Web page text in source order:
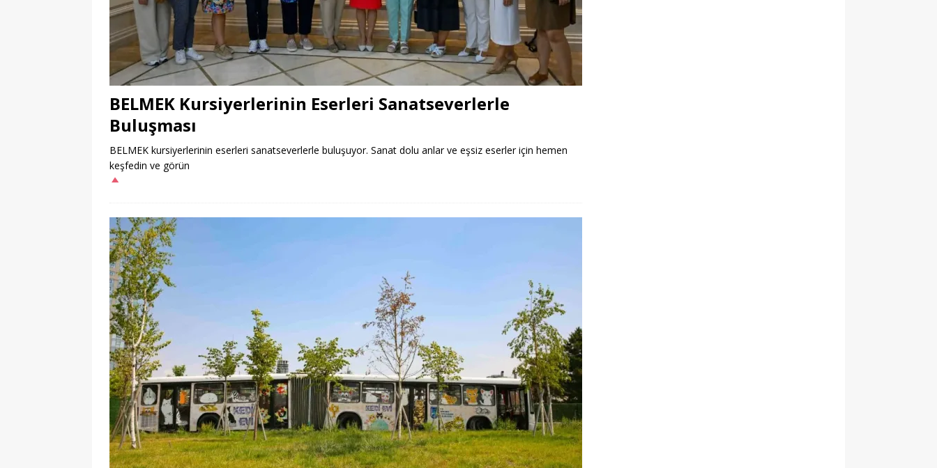
BELMEK Kursiyerlerinin Eserleri Sanatseverlerle
Buluşması
BELMEK kursiyerlerinin eserleri sanatseverlerle buluşuyor. Sanat dolu anlar ve eşsiz eserler için hemen
keşfedin ve görün